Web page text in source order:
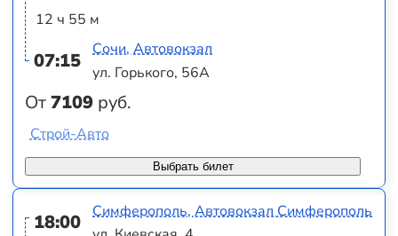
12 ч 55 м
07:15
От7109 руб.
Сочи, Автовокзал
ул. Горького, 56А
Выбрать билет
Строй-Авто
18:00
Симферополь, Автовокзал Симферополь